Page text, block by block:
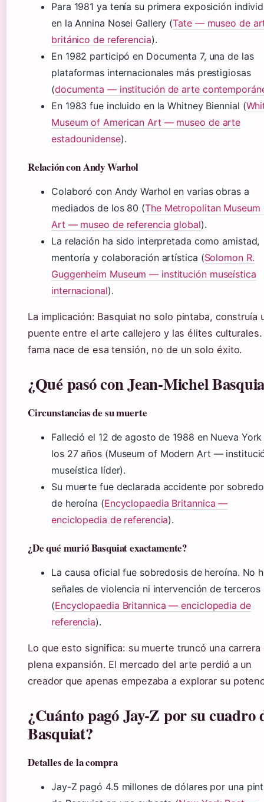
Para 1981 ya tenía su primera exposición
en la Annina Nosei Gallery (Tate — museo de
británico de referencia).
En 1982 participó en Documenta 7, una de las
plataformas internacionales más prestigiosas
(documenta — institución de arte
En 1983 fue incluido en la Whitney Biennial (
Museum of American Art — museo de arte
estadounidense).
Relación con Andy Warhol
Colaboró con Andy Warhol en varias obras a
mediados de los 80 (The Metropolitan Museum
Art — museo de referencia global).
La relación ha sido interpretada como amistad,
mentoría y colaboración artística (Solomon R.
Guggenheim Museum — institución museística
internacional).
La implicación: Basquiat no solo pintaba, construía
puente entre el arte callejero y las élites culturales.
fama nace de esa tensión, no de un solo éxito.
¿Qué pasó con Jean-Michel
Circunstancias de su muerte
Falleció el 12 de agosto de 1988 en Nueva York
los 27 años (Museum of Modern Art —
museística líder).
Su muerte fue declarada accidente por
de heroína (Encyclopaedia Britannica —
enciclopedia de referencia).
¿De qué murió Basquiat exactamente?
La causa oficial fue sobredosis de heroína. No
señales de violencia ni intervención de terceros
(Encyclopaedia Britannica — enciclopedia de
referencia).
Lo que esto significa: su muerte truncó una carrera
plena expansión. El mercado del arte perdió a un
creador que apenas empezaba a explorar su
¿Cuánto pagó Jay-Z por su cuadro
Basquiat?
Detalles de la compra
Jay-Z pagó 4.5 millones de dólares por una